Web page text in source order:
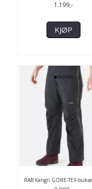
1.199,-
KJØP
RAB Kangri GORE-TEX-